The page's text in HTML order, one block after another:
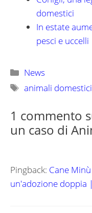
domestici
In estate
pesci e uccelli
Categorie
News
Tag
animali domestici
1 commento
un caso di
Pingback: Cane
un'adozione doppia